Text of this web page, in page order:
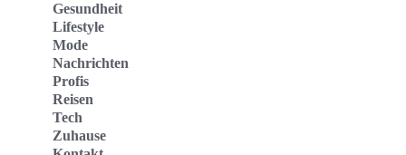
Gesundheit
Lifestyle
Mode
Nachrichten
Profis
Reisen
Tech
Zuhause